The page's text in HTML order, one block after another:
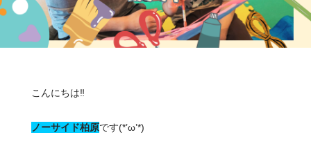
こんにちは‼️
ノーサイド柏原です(*’ω’*)